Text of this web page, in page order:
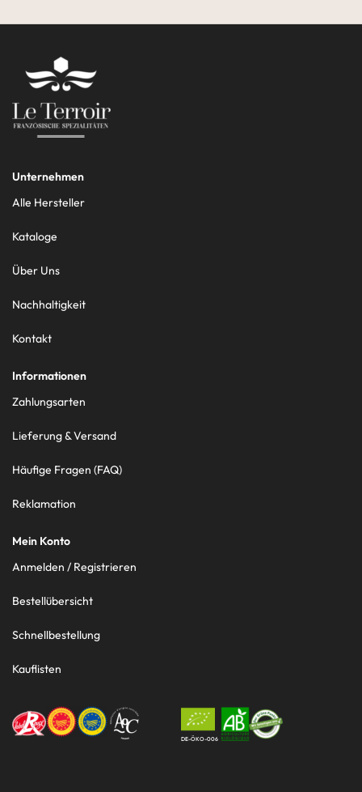
Unternehmen
Alle Hersteller
Kataloge
Über Uns
Nachhaltigkeit
Kontakt
Informationen
Zahlungsarten
Lieferung & Versand
Häufige Fragen (FAQ)
Reklamation
Mein Konto
Anmelden / Registrieren
Bestellübersicht
Schnellbestellung
Kauflisten
DE-ÖKO-006